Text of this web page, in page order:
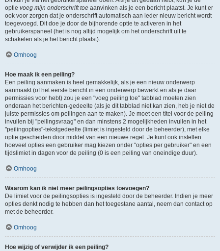
optie voeg mijn onderschrift toe aanvinken als je een bericht plaatst. Je kunt er
ook voor zorgen dat je onderschrift automatisch aan ieder nieuw bericht wordt
toegevoegd. Dit doe je door de bijhorende optie te activeren in het
gebruikerspaneel (het is nog altijd mogelijk om het onderschrift uit te
schakelen als je het bericht plaatst).
Omhoog
Hoe maak ik een peiling?
Een peiling aanmaken is heel gemakkelijk, als je een nieuw onderwerp
aanmaakt (of het eerste bericht in een onderwerp bewerkt en als je daar
permissies voor hebt) zou je een "voeg peiling toe" tabblad moeten zien
onderaan het berichten-gedeelte (als je dit tabblad niet kan zien, heb je niet de
juiste permissies om peilingen aan te maken). Je moet een titel voor de peiling
invullen bij "peilingsvraag" en dan minstens 2 mogelijkheden invullen in het
"peilingopties"-tekstgedeelte (limiet is ingesteld door de beheerder), met elke
optie gescheiden door middel van een nieuwe regel. Je kunt ook instellen
hoeveel opties een gebruiker mag kiezen onder "opties per gebruiker" en een
tijdslimiet in dagen voor de peiling (0 is een peiling van oneindige duur).
Omhoog
Waarom kan ik niet meer peilingsopties toevoegen?
De limiet voor de peilingsopties is ingesteld door de beheerder. Indien je meer
opties denkt nodig te hebben dan het toegestane aantal, neem dan contact op
met de beheerder.
Omhoog
Hoe wijzig of verwijder ik een peiling?